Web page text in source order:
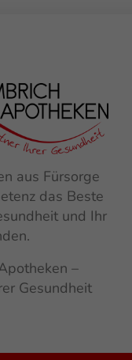
aus Fürsorge
das Beste
und Ihr
–
Gesundheit